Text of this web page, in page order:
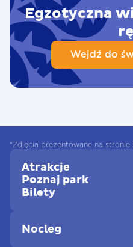
Egzotyczna
Wejdź do
*Zdjęcia prezentowane na
Atrakcje
Poznaj park
Bilety
Nocleg